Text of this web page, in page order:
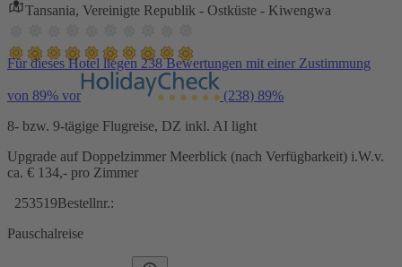
Tansania, Vereinigte Republik - Ostküste - Kiwengwa
Für dieses Hotel liegen 238 Bewertungen mit einer Zustimmung
von 89% vor (238) 89%
8- bzw. 9-tägige Flugreise, DZ inkl. AI light
Upgrade auf Doppelzimmer Meerblick (nach Verfügbarkeit) i.W.v.
ca. € 134,- pro Zimmer
253519Bestellnr.:
Pauschalreise